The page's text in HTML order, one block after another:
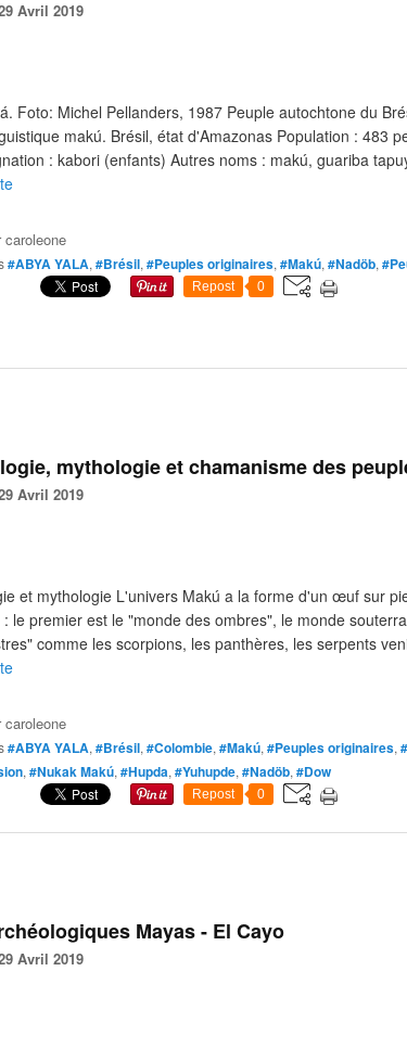
Avril 2019
Foto: Michel Pellanders, 1987 Peuple autochtone du
makú. Brésil, état d'Amazonas Population : 483
: kabori (enfants) Autres noms : makú, guariba
caroleone
#ABYA YALA, #Brésil, #Peuples originaires, #Makú, #Nadöb,
Repost 0
mythologie et chamanisme des
Avril 2019
et mythologie L'univers Makú a la forme d'un œuf sur
le premier est le "monde des ombres", le monde
comme les scorpions, les panthères, les serpents
caroleone
#ABYA YALA, #Brésil, #Colombie, #Makú, #Peuples originaires,
, #Nukak Makú, #Hupda, #Yuhupde, #Nadöb, #Dow
Repost 0
Mayas - El Cayo
Avril 2019